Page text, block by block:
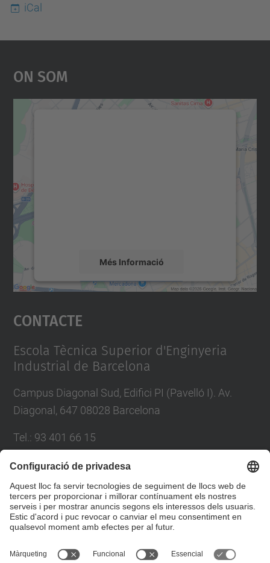
iCal
On Som
Més Informació
Accepta
powered by
Contacte
Escola Tècnica Superior d'Enginyeria
Industrial de Barcelona
Campus Diagonal Sud, Edifici PI (Pavelló I). Av.
Diagonal, 647 08028 Barcelona
Tel. : 93 401 66 15
E-mail:escola.etseib@upc.edu
Directori UPC
Formulari de contacte